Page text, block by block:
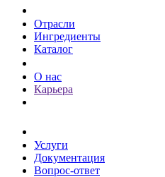
Отрасли
Ингредиенты
Каталог
О нас
Карьера
Услуги
Документация
Вопрос-ответ